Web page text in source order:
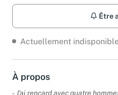
Actuellement indisponible
À propos